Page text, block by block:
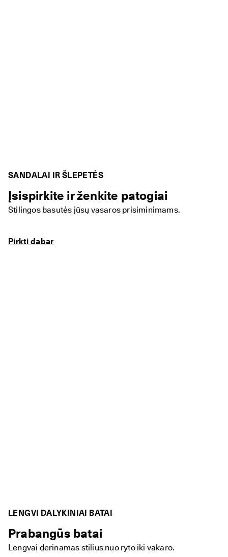
SANDALAI IR ŠLEPETĖS
Įsispirkite ir ženkite patogiai
Stilingos basutės jūsų vasaros prisiminimams.
Pirkti dabar
LENGVI DALYKINIAI BATAI
Prabangūs batai
Lengvai derinamas stilius nuo ryto iki vakaro.